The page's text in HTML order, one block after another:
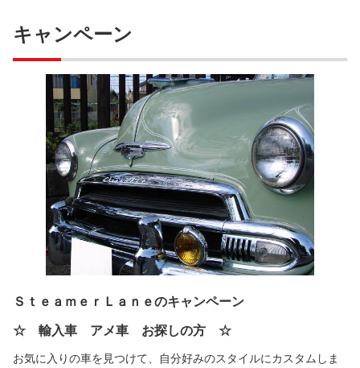
キャンペーン
ＳｔｅａｍｅｒＬａｎｅのキャンペーン
☆ 輸入車 アメ車 お探しの方 ☆
お気に入りの車を見つけて、自分好みのスタイルにカスタムしま